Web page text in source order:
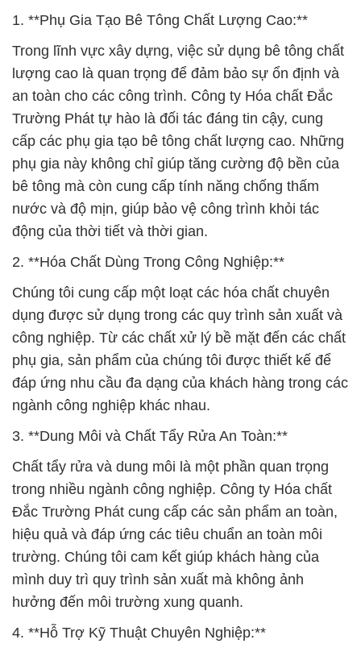
1. **Phụ Gia Tạo Bê Tông Chất Lượng Cao:**
Trong lĩnh vực xây dựng, việc sử dụng bê tông chất
lượng cao là quan trọng để đảm bảo sự ổn định và
an toàn cho các công trình. Công ty Hóa chất Đắc
Trường Phát tự hào là đối tác đáng tin cậy, cung
cấp các phụ gia tạo bê tông chất lượng cao. Những
phụ gia này không chỉ giúp tăng cường độ bền của
bê tông mà còn cung cấp tính năng chống thấm
nước và độ mịn, giúp bảo vệ công trình khỏi tác
động của thời tiết và thời gian.
2. **Hóa Chất Dùng Trong Công Nghiệp:**
Chúng tôi cung cấp một loạt các hóa chất chuyên
dụng được sử dụng trong các quy trình sản xuất và
công nghiệp. Từ các chất xử lý bề mặt đến các chất
phụ gia, sản phẩm của chúng tôi được thiết kế để
đáp ứng nhu cầu đa dạng của khách hàng trong các
ngành công nghiệp khác nhau.
3. **Dung Môi và Chất Tẩy Rửa An Toàn:**
Chất tẩy rửa và dung môi là một phần quan trọng
trong nhiều ngành công nghiệp. Công ty Hóa chất
Đắc Trường Phát cung cấp các sản phẩm an toàn,
hiệu quả và đáp ứng các tiêu chuẩn an toàn môi
trường. Chúng tôi cam kết giúp khách hàng của
mình duy trì quy trình sản xuất mà không ảnh
hưởng đến môi trường xung quanh.
4. **Hỗ Trợ Kỹ Thuật Chuyên Nghiệp:**